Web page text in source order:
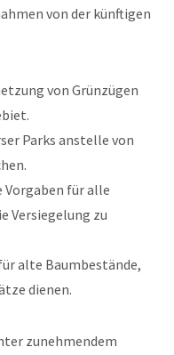
von der künftigen
von Grünzügen
Parks anstelle von
für alle
Versiegelung zu
alte Baumbestände,
dienen.
zunehmendem